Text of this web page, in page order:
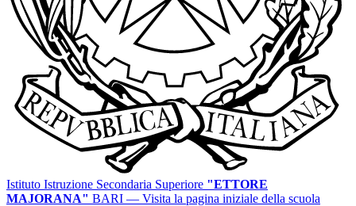
Istituto Istruzione Secondaria Superiore "ETTORE
MAJORANA" BARI — Visita la pagina iniziale della scuola